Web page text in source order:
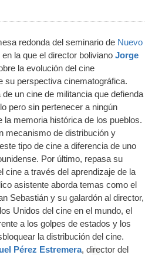
redonda del seminario de Nuevo
en la que el director boliviano Jorge
la evolución del cine
su perspectiva cinematográfica.
un cine de militancia que defienda
pero sin pertenecer a ningún
la memoria histórica de los pueblos.
mecanismo de distribución y
tipo de cine a diferencia de uno
Por último, repasa su
cine a través del aprendizaje de la
asistente aborda temas como el
Sebastián y su galardón al director,
Unidos del cine en el mundo, el
a los golpes de estados y los
la distribución del cine.
Pérez Estremera, director del